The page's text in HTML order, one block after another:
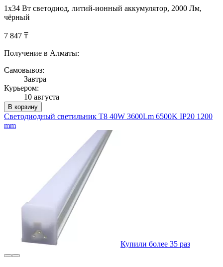
1x34 Вт светодиод, литий-ионный аккумулятор, 2000 Лм,
чёрный
7 847 ₸
Получение в Алматы:
Самовывоз:
Завтра
Курьером:
10 августа
В корзину
Светодиодный светильник T8 40W 3600Lm 6500K IP20 1200
mm
Купили более 35 раз